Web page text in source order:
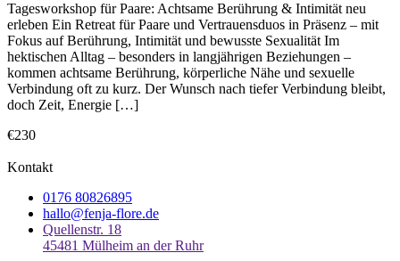
Tagesworkshop für Paare: Achtsame Berührung & Intimität neu
erleben Ein Retreat für Paare und Vertrauensduos in Präsenz – mit
Fokus auf Berührung, Intimität und bewusste Sexualität Im
hektischen Alltag – besonders in langjährigen Beziehungen –
kommen achtsame Berührung, körperliche Nähe und sexuelle
Verbindung oft zu kurz. Der Wunsch nach tiefer Verbindung bleibt,
doch Zeit, Energie […]
€230
Kontakt
0176 80826895
hallo@fenja-flore.de
Quellenstr. 18
45481 Mülheim an der Ruhr